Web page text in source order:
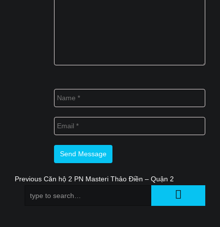
Điều
Previous Previous
Căn hộ 2 PN Masteri Thảo Điền – Quận 2